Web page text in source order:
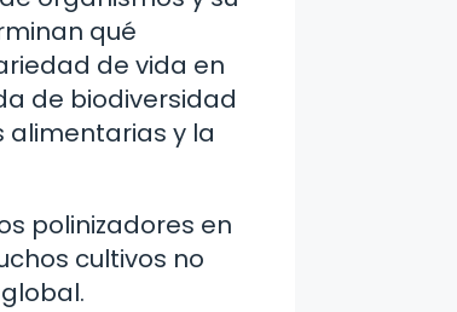
qué
de vida en
de biodiversidad
alimentarias y la
polinizadores en
cultivos no